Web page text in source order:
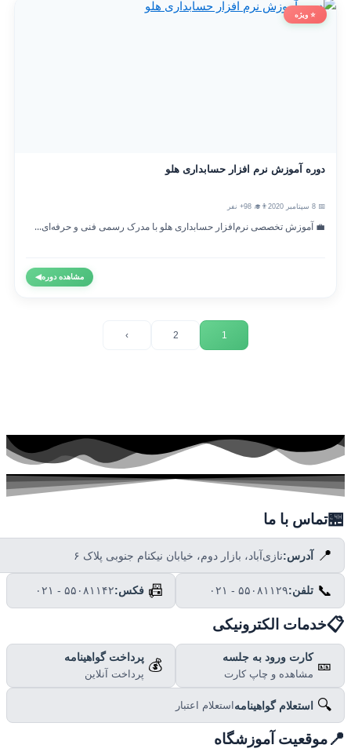
⭐ ویژه
دوره آموزش نرم افزار حسابداری هلو
👨‍🎓 98+ نفر
💼 آموزش تخصصی نرم‌افزار حسابداری هلو با مدرک رسمی فنی و حرفه‌ای...
مشاهده دوره◀
تماس با ما
📍 آدرس:نازی‌آباد، بازار دوم، خیابان نیکنام جنوبی پلاک ۶
📞 تلفن:۰۲۱ - ۵۵۰۸۱۱۲۹ 📠 فکس:۰۲۱ - ۵۵۰۸۱۱۴۲
خدمات الکترونیکی
🎫 کارت ورود به جلسه
مشاهده و چاپ کارت
💰 پرداخت گواهینامه
پرداخت آنلاین
🔍 استعلام گواهینامهاستعلام اعتبار
موقعیت آموزشگاه